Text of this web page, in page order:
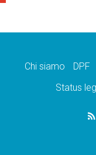
Chi siamo DPF
Status